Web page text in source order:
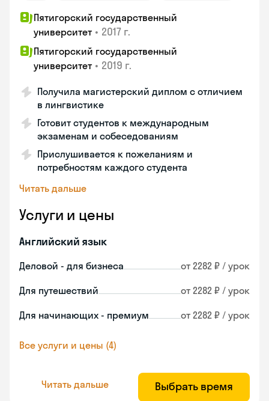
Пятигорский государственный
университет • 2017 г.
Пятигорский государственный
университет • 2019 г.
Получила магистерский диплом с отличием
в лингвистике
Готовит студентов к международным
экзаменам и собеседованиям
Прислушивается к пожеланиям и
потребностям каждого студента
Читать дальше
Услуги и цены
Английский язык
Деловой - для бизнеса от 2282 ₽ / урок
Для путешествий от 2282 ₽ / урок
Для начинающих - премиум от 2282 ₽ / урок
Все услуги и цены (4)
Читать дальше Выбрать время